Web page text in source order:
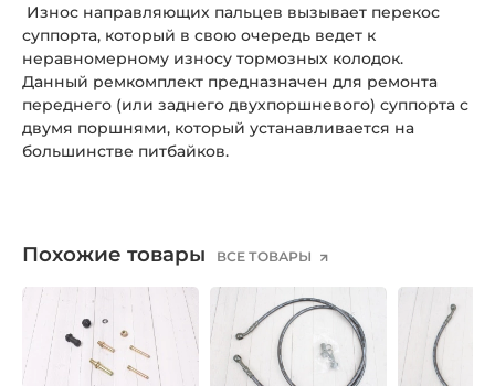
Износ направляющих пальцев вызывает перекос
суппорта, который в свою очередь ведет к
неравномерному износу тормозных колодок.
Данный ремкомплект предназначен для ремонта
переднего (или заднего двухпоршневого) суппорта с
двумя поршнями, который устанавливается на
большинстве питбайков.
Похожие товары ВСЕ ТОВАРЫ